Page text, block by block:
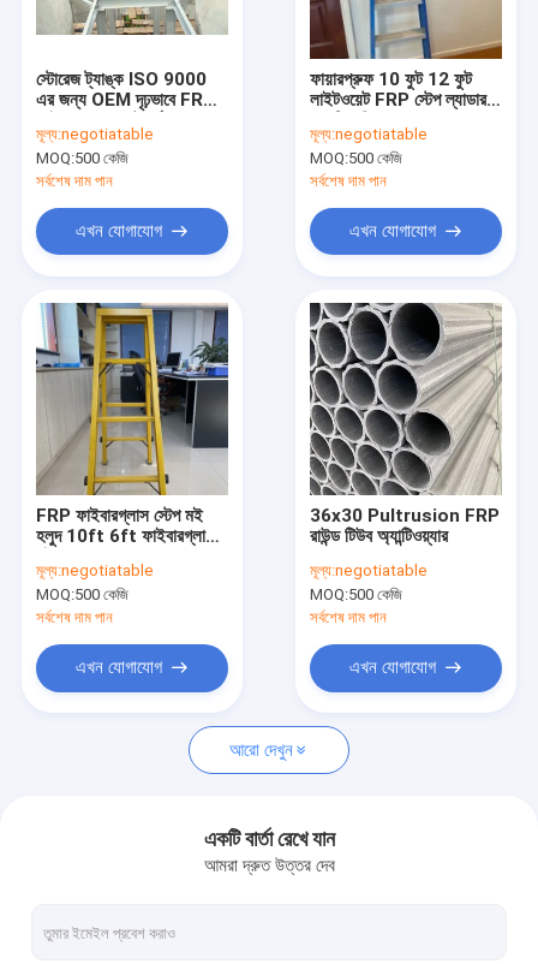
পণ্য
আমাদের সম্পর্কে
কারখানা ভ্রমণ
মান নিয়ন্ত্রণ
ফাইবারগ্লাস কম্বো ম্যাট
ফাইবারগ্লাস বায়ক্সিয়াল ফ্যাব্রিক
মাল্টি-অক্সিয়াল কাপড়
স্টোরেজ ট্যাঙ্ক ISO 9000
এর জন্য OEM দৃঢ়ভাবে FRP
মূল্য:negotiatable
MOQ:500 কেজি
সর্বশেষ দাম পান
এখন যোগাযোগ
ফায়ারপ্রুফ 10 ফুট 12 ফুট
লাইটওয়েট FRP স্টেপ ল্যাডার
মূল্য:negotiatable
MOQ:500 কেজি
সর্বশেষ দাম পান
এখন যোগাযোগ
FRP ফাইবারগ্লাস স্টেপ মই
হলুদ 10ft 6ft ফাইবারগ্লাস
মূল্য:negotiatable
MOQ:500 কেজি
সর্বশেষ দাম পান
এখন যোগাযোগ
36x30 Pultrusion FRP
রাউন্ড টিউব অ্যান্টিওয়্যার
মূল্য:negotiatable
MOQ:500 কেজি
সর্বশেষ দাম পান
এখন যোগাযোগ
আরো দেখুন
একটি বার্তা রেখে যান
আমরা দ্রুত উত্তর দেব